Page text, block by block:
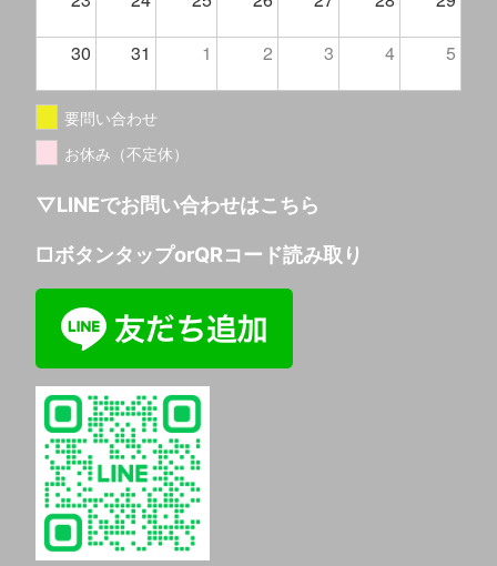
30 31 1 2 3 4 5
要問い合わせ
お休み（不定休）
▽LINEでお問い合わせはこちら
□ボタンタップorQRコード読み取り